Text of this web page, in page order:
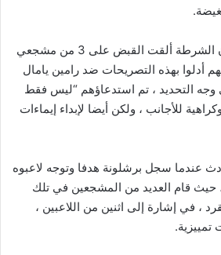
ذكرت صحيفة سبورت أن الشرطة ألقت القبض على 3 من مشجعي
أدلوا بهذه التصريحات ضد رامين يامال
وجه التحديد ، تم استدعاؤهم “ليس فقط
للأجانب ، ولكن أيضا لإبداء إيماءات
عندما سجل برشلونة هدفا وتوجه لاعبوه
حيث قام العديد من المشجعين في تلك
، في إشارة إلى اثنين من اللاعبين ،
تمييزية.